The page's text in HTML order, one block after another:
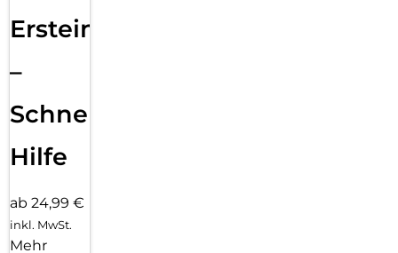
Ersteinrichtung
–
Schnelle
Hilfe
ab 24,99 €
inkl. MwSt.
Mehr